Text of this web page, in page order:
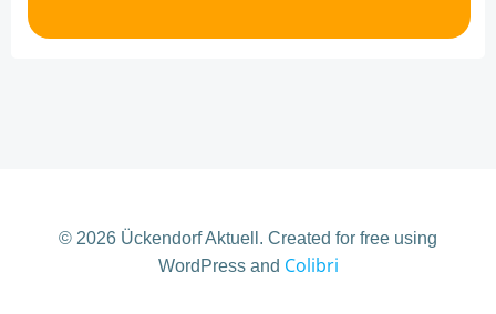
© 2026 Ückendorf Aktuell. Created for free using
WordPress and Colibri